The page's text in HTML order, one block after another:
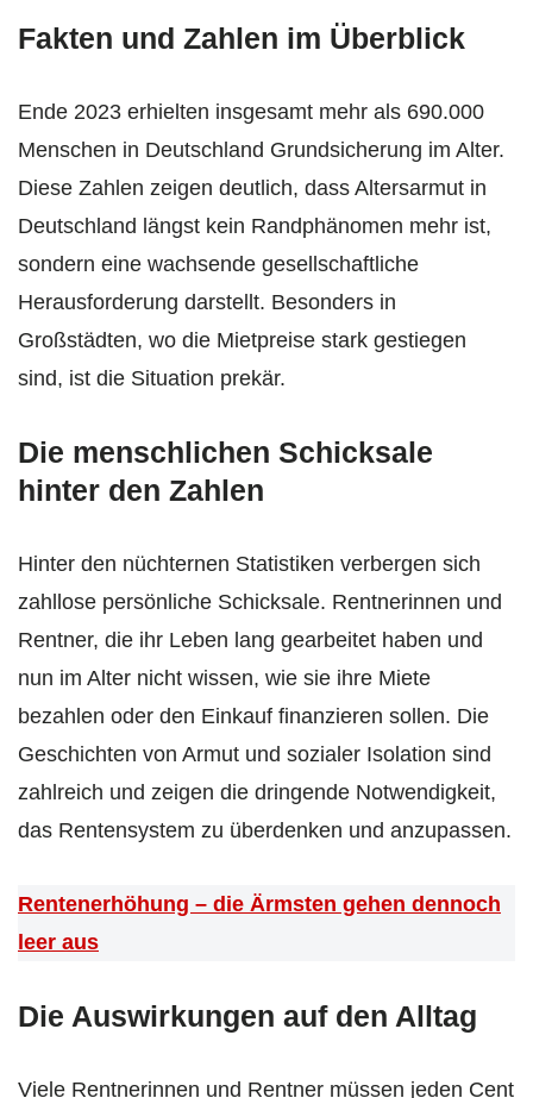
Fakten und Zahlen im Überblick
Ende 2023 erhielten insgesamt mehr als 690.000
Menschen in Deutschland Grundsicherung im Alter.
Diese Zahlen zeigen deutlich, dass Altersarmut in
Deutschland längst kein Randphänomen mehr ist,
sondern eine wachsende gesellschaftliche
Herausforderung darstellt. Besonders in
Großstädten, wo die Mietpreise stark gestiegen
sind, ist die Situation prekär.
Die menschlichen Schicksale
hinter den Zahlen
Hinter den nüchternen Statistiken verbergen sich
zahllose persönliche Schicksale. Rentnerinnen und
Rentner, die ihr Leben lang gearbeitet haben und
nun im Alter nicht wissen, wie sie ihre Miete
bezahlen oder den Einkauf finanzieren sollen. Die
Geschichten von Armut und sozialer Isolation sind
zahlreich und zeigen die dringende Notwendigkeit,
das Rentensystem zu überdenken und anzupassen.
Rentenerhöhung – die Ärmsten gehen dennoch
leer aus
Die Auswirkungen auf den Alltag
Viele Rentnerinnen und Rentner müssen jeden Cent